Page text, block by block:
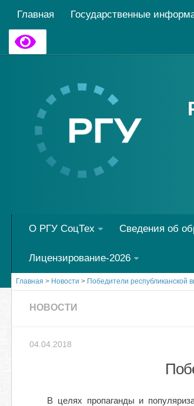
Главная Государственные
О РГУ СоцТех Сведения об
Лицензирование-2026
Главная > Новости > Победители республиканской
НОВОСТИ
04.04.2018
В целях пропаганды и